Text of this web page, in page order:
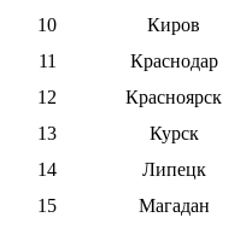
10
Киров
11
Краснодар
12
Красноярск
13
Курск
14
Липецк
15
Магадан